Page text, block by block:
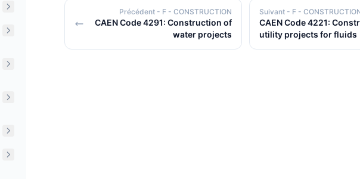
Précédent - F - CONSTRUCTION
CAEN Code 4291: Construction of
water projects
Suivant - F -
CAEN Code 4221:
utility projects for fluids